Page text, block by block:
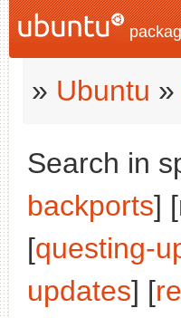
» Ubuntu »
Search in
backports]
[questing-
updates] [